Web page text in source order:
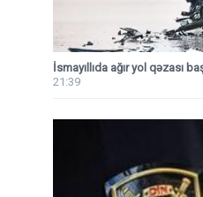
İsmayıllıda ağır yol qəzası
21:39